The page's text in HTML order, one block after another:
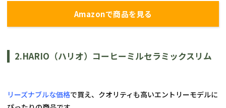
Amazonで商品を見る
2.HARIO （ハリオ）コーヒーミルセラミックスリム
リーズナブルな価格で買え、クオリティも高いエントリーモデルに